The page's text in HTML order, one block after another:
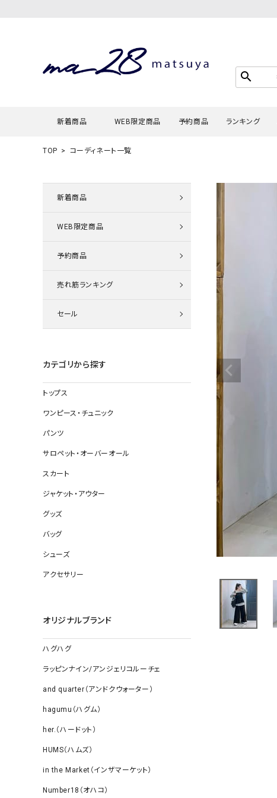
search
新着商品 WEB限定商品 予約商品 ランキング
帽子
ソックス
TOP コーディネート一覧
新着商品
WEB限定商品
予約商品
売れ筋ランキング
セール
カテゴリから探す
トップス
ワンピース・チュニック
パンツ
サロペット・オーバーオール
スカート
ジャケット・アウター
グッズ
バッグ
シューズ
アクセサリー
オリジナルブランド
ハグハグ
ラッピンナイン/アンジェリコルーチェ
and quarter（アンドクウォーター）
hagumu（ハグム）
her.（ハードット）
HUMS（ハムズ）
in the Market（インザマーケット）
Number18（オハコ）